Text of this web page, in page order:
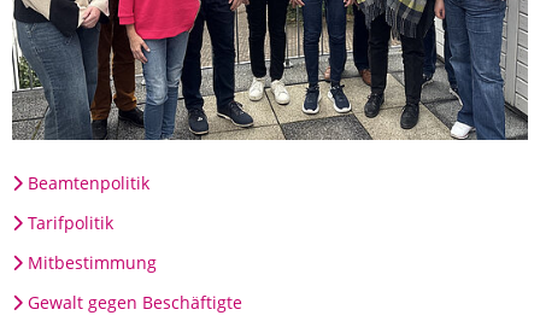
Beamtenpolitik
Tarifpolitik
Mitbestimmung
Gewalt gegen Beschäftigte